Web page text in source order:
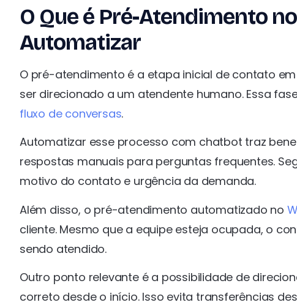
O Que é Pré-Atendimento
Automatizar
O pré-atendimento é a etapa inicial de contato
ser direcionado a um atendente humano. Essa
fluxo de conversas.
Automatizar esse processo com chatbot traz
respostas manuais para perguntas frequentes.
motivo do contato e urgência da demanda.
Além disso, o pré-atendimento automatizado no
cliente. Mesmo que a equipe esteja ocupada, o
sendo atendido.
Outro ponto relevante é a possibilidade de
correto desde o início. Isso evita transferências